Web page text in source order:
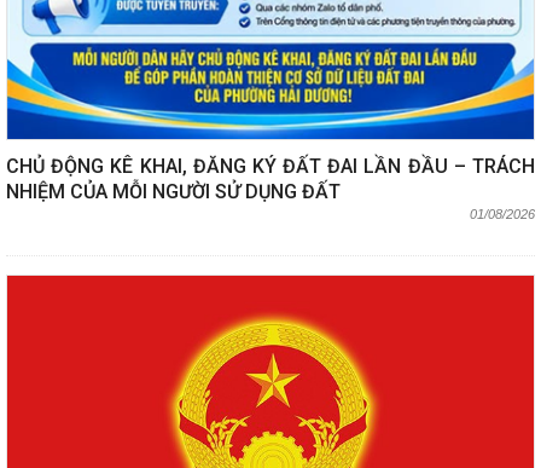
CHỦ ĐỘNG KÊ KHAI, ĐĂNG KÝ ĐẤT ĐAI LẦN ĐẦU – TRÁCH
NHIỆM CỦA MỖI NGƯỜI SỬ DỤNG ĐẤT
01/08/2026